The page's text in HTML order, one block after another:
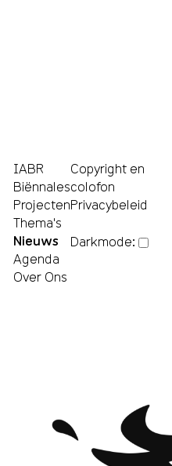
IABR
Biënnales
Projecten
Thema's
Nieuws
Agenda
Over Ons
Copyright en
colofon
Privacybeleid
Darkmode: